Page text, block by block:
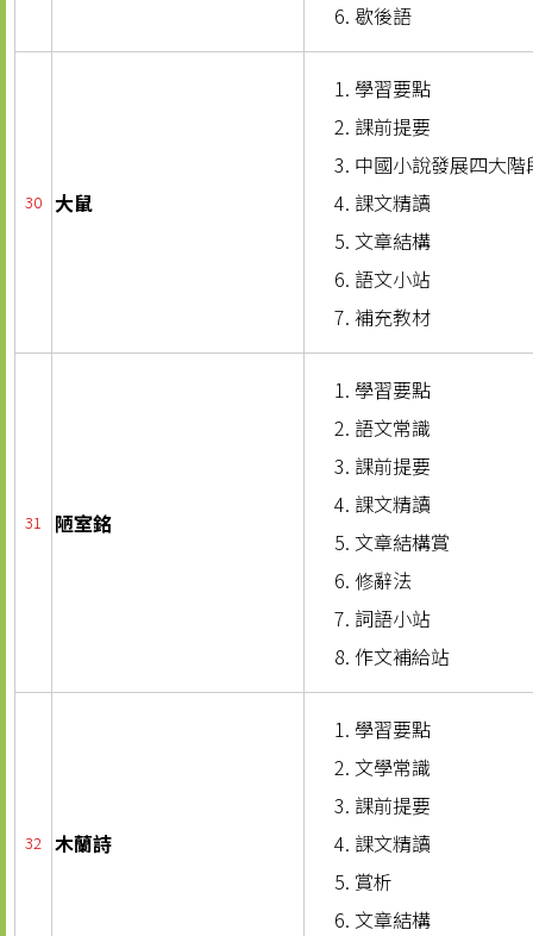
歇後語
30 大鼠
學習要點
課前提要
中國小說發展四大階
課文精讀
文章結構
語文小站
補充教材
31 陋室銘
學習要點
語文常識
課前提要
課文精讀
文章結構賞
修辭法
詞語小站
作文補給站
32 木蘭詩
學習要點
文學常識
課前提要
課文精讀
賞析
文章結構